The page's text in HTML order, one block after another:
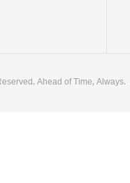
Ahead of Time, Always.